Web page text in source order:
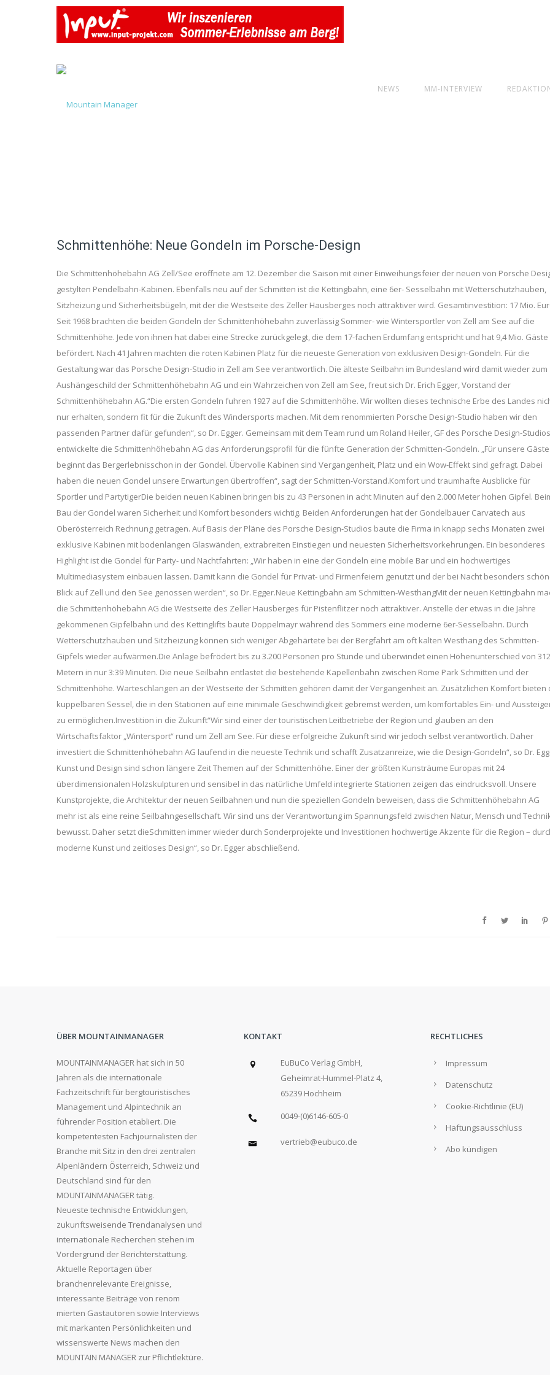
NEWS MM-INTERVIEW
Schmittenhöhe: Neue Gondeln im Porsche-Design
Die Schmittenhöhebahn AG Zell/See eröffnete am 12. Dezember die Saison mit einer Einweihungsfeier der neuen von Porsche
gestylten Pendelbahn-Kabinen. Ebenfalls neu auf der Schmitten ist die Kettingbahn, eine 6er- Sesselbahn mit Wetterschutzhauben,
Sitzheizung und Sicherheitsbügeln, mit der die Westseite des Zeller Hausberges noch attraktiver wird. Gesamtinvestition: 17 Mio.
Seit 1968 brachten die beiden Gondeln der Schmittenhöhebahn zuverlässig Sommer- wie Wintersportler von Zell am See auf die
Schmittenhöhe. Jede von ihnen hat dabei eine Strecke zurückgelegt, die dem 17-fachen Erdumfang entspricht und hat 9,4 Mio. Gäste
befördert. Nach 41 Jahren machten die roten Kabinen Platz für die neueste Generation von exklusiven Design-Gondeln. Für die
Gestaltung war das Porsche Design-Studio in Zell am See verantwortlich. Die älteste Seilbahn im Bundesland wird damit wieder zum
Aushängeschild der Schmittenhöhebahn AG und ein Wahrzeichen von Zell am See, freut sich Dr. Erich Egger, Vorstand der
Schmittenhöhebahn AG.“Die ersten Gondeln fuhren 1927 auf die Schmittenhöhe. Wir wollten dieses technische Erbe des Landes
nur erhalten, sondern fit für die Zukunft des Windersports machen. Mit dem renommierten Porsche Design-Studio haben wir den
passenden Partner dafür gefunden“, so Dr. Egger. Gemeinsam mit dem Team rund um Roland Heiler, GF des Porsche Design-
entwickelte die Schmittenhöhebahn AG das Anforderungsprofil für die fünfte Generation der Schmitten-Gondeln. „Für unsere Gäste
beginnt das Bergerlebnisschon in der Gondel. Übervolle Kabinen sind Vergangenheit, Platz und ein Wow-Effekt sind gefragt. Dabei
haben die neuen Gondel unsere Erwartungen übertroffen“, sagt der Schmitten-Vorstand.Komfort und traumhafte Ausblicke für
Sportler und PartytigerDie beiden neuen Kabinen bringen bis zu 43 Personen in acht Minuten auf den 2.000 Meter hohen Gipfel.
Bau der Gondel waren Sicherheit und Komfort besonders wichtig. Beiden Anforderungen hat der Gondelbauer Carvatech aus
Oberösterreich Rechnung getragen. Auf Basis der Pläne des Porsche Design-Studios baute die Firma in knapp sechs Monaten zwei
exklusive Kabinen mit bodenlangen Glaswänden, extrabreiten Einstiegen und neuesten Sicherheitsvorkehrungen. Ein besonderes
Highlight ist die Gondel für Party- und Nachtfahrten: „Wir haben in eine der Gondeln eine mobile Bar und ein hochwertiges
Multimediasystem einbauen lassen. Damit kann die Gondel für Privat- und Firmenfeiern genutzt und der bei Nacht besonders
Blick auf Zell und den See genossen werden“, so Dr. Egger.Neue Kettingbahn am Schmitten-WesthangMit der neuen Kettingbahn
die Schmittenhöhebahn AG die Westseite des Zeller Hausberges für Pistenflitzer noch attraktiver. Anstelle der etwas in die Jahre
gekommenen Gipfelbahn und des Kettinglifts baute Doppelmayr während des Sommers eine moderne 6er-Sesselbahn. Durch
Wetterschutzhauben und Sitzheizung können sich weniger Abgehärtete bei der Bergfahrt am oft kalten Westhang des Schmitten-
Gipfels wieder aufwärmen.Die Anlage befrödert bis zu 3.200 Personen pro Stunde und überwindet einen Höhenunterschied von 312
Metern in nur 3:39 Minuten. Die neue Seilbahn entlastet die bestehende Kapellenbahn zwischen Rome Park Schmitten und der
Schmittenhöhe. Warteschlangen an der Westseite der Schmitten gehören damit der Vergangenheit an. Zusätzlichen Komfort bieten
kuppelbaren Sessel, die in den Stationen auf eine minimale Geschwindigkeit gebremst werden, um komfortables Ein- und
zu ermöglichen.Investition in die Zukunft“Wir sind einer der touristischen Leitbetriebe der Region und glauben an den
Wirtschaftsfaktor „Wintersport“ rund um Zell am See. Für diese erfolgreiche Zukunft sind wir jedoch selbst verantwortlich. Daher
investiert die Schmittenhöhebahn AG laufend in die neueste Technik und schafft Zusatzanreize, wie die Design-Gondeln“, so Dr.
Kunst und Design sind schon längere Zeit Themen auf der Schmittenhöhe. Einer der größten Kunsträume Europas mit 24
überdimensionalen Holzskulpturen und sensibel in das natürliche Umfeld integrierte Stationen zeigen das eindrucksvoll. Unsere
Kunstprojekte, die Architektur der neuen Seilbahnen und nun die speziellen Gondeln beweisen, dass die Schmittenhöhebahn AG
mehr ist als eine reine Seilbahngesellschaft. Wir sind uns der Verantwortung im Spannungsfeld zwischen Natur, Mensch und
bewusst. Daher setzt dieSchmitten immer wieder durch Sonderprojekte und Investitionen hochwertige Akzente für die Region –
moderne Kunst und zeitloses Design“, so Dr. Egger abschließend.
ÜBER MOUNTAINMANAGER
MOUNTAINMANAGER hat sich in 50
Jahren als die internationale
Fachzeitschrift für bergtouristisches
Management und Alpintechnik an
führender Position etabliert. Die
kompetentesten Fachjournalisten der
Branche mit Sitz in den drei zentralen
Alpenländern Österreich, Schweiz und
Deutschland sind für den
MOUNTAINMANAGER tätig.
Neueste technische Entwicklungen,
zukunftsweisende Trendanalysen und
internationale Recherchen stehen im
Vordergrund der Berichterstattung.
Aktuelle Reportagen über
branchenrelevante Ereignisse,
interessante Beiträge von renom
mierten Gastautoren sowie Interviews
mit markanten Persönlichkeiten und
wissenswerte News machen den
MOUNTAIN MANAGER zur Pflichtlektüre.
KONTAKT
EuBuCo Verlag GmbH,
Geheimrat-Hummel-Platz 4,
65239 Hochheim
0049-(0)6146-605-0
vertrieb@eubuco.de
RECHTLICHES
Impressum
Datenschutz
Cookie-Richtlinie (EU)
Haftungsausschluss
Abo kündigen